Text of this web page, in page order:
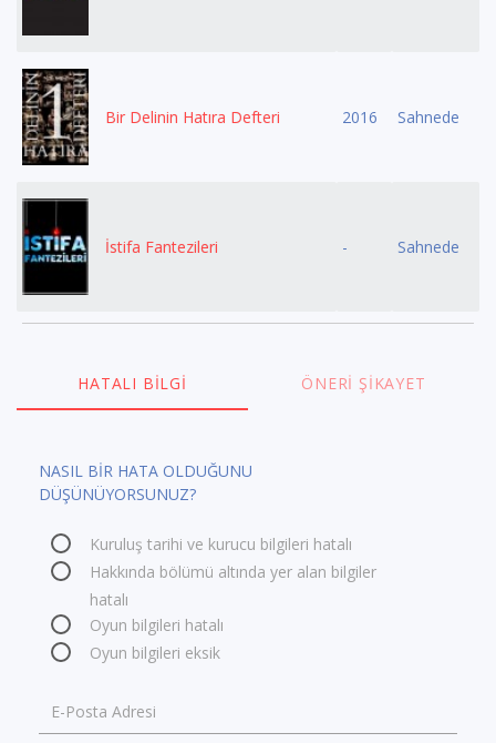
Bir Delinin Hatıra Defteri 2016 Sahnede
İstifa Fantezileri - Sahnede
HATALI BILGI ÖNERI ŞIKAYET
NASIL BİR HATA OLDUĞUNU
DÜŞÜNÜYORSUNUZ?
Kuruluş tarihi ve kurucu bilgileri hatalı
Hakkında bölümü altında yer alan bilgiler
hatalı
Oyun bilgileri hatalı
Oyun bilgileri eksik
E-Posta Adresi